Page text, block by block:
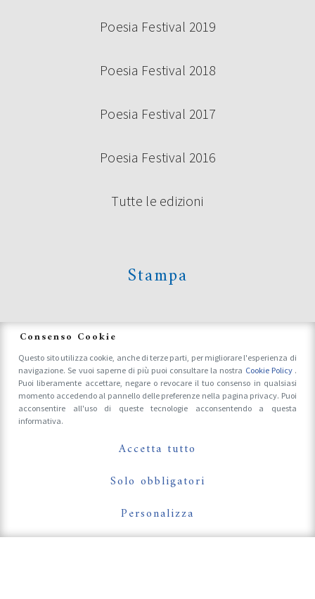
Poesia Festival 2019
Poesia Festival 2018
Poesia Festival 2017
Poesia Festival 2016
Tutte le edizioni
Stampa
Accrediti Stampa e Fotografi
Follow Us On
Consenso Cookie
Questo sito utilizza cookie, anche di terze parti, per migliorare l'esperienza di
navigazione. Se vuoi saperne di più puoi consultare la nostra Cookie Policy .
Puoi liberamente accettare, negare o revocare il tuo consenso in qualsiasi
momento accedendo al pannello delle preferenze nella pagina privacy. Puoi
acconsentire all'uso di queste tecnologie acconsentendo a questa
informativa.
Accetta tutto
Solo obbligatori
Personalizza